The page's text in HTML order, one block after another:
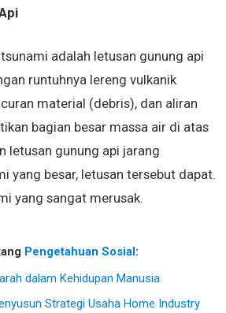
adalah letusan gunung api
runtuhnya lereng vulkanik
material (debris), dan aliran
bagian besar massa air di atas
letusan gunung api jarang
yang besar, letusan tersebut dapat.
yang sangat merusak.
Pengetahuan Sosial:
dalam Kehidupan Manusia
Strategi Usaha Home Industry